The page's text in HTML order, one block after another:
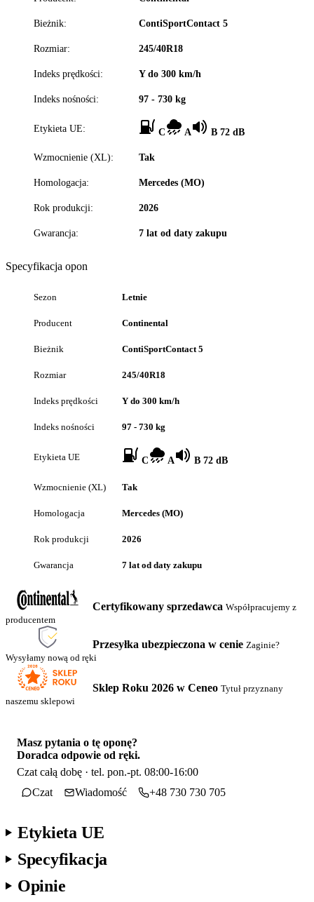
Bieżnik: ContiSportContact 5
Rozmiar: 245/40R18
Indeks prędkości: Y do 300 km/h
Indeks nośności: 97 - 730 kg
Etykieta UE: C A B 72 dB
Wzmocnienie (XL): Tak
Homologacja: Mercedes (MO)
Rok produkcji: 2026
Gwarancja: 7 lat od daty zakupu
Specyfikacja opon
Sezon Letnie
Producent Continental
Bieżnik ContiSportContact 5
Rozmiar 245/40R18
Indeks prędkości Y do 300 km/h
Indeks nośności 97 - 730 kg
Etykieta UE C A B 72 dB
Wzmocnienie (XL) Tak
Homologacja Mercedes (MO)
Rok produkcji 2026
Gwarancja 7 lat od daty zakupu
Certyfikowany sprzedawca Współpracujemy z
producentem
Przesyłka ubezpieczona w cenie Zaginie?
Wysyłamy nową od ręki
Sklep Roku 2026 w Ceneo Tytuł przyznany
naszemu sklepowi
Masz pytania o tę oponę?
Doradca odpowie od ręki.
Czat całą dobę · tel. pon.-pt. 08:00-16:00
Czat
Wiadomość +48 730 730 705
Etykieta UE
Specyfikacja
Opinie